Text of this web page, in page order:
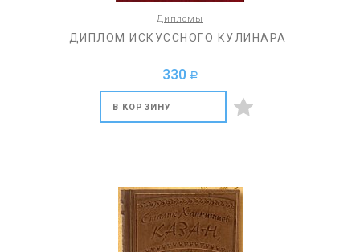
Дипломы
ДИПЛОМ ИСКУССНОГО КУЛИНАРА
330 a
В КОРЗИНУ